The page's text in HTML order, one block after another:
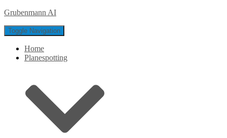
Grubenmann AI
Toggle Navigation
Home
Planespotting